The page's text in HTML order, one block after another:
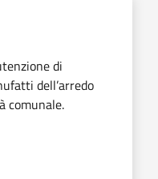
di
dell’arredo
comunale.